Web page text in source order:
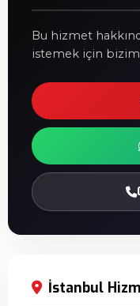
Bu hizmet
istemek için
İstanbul